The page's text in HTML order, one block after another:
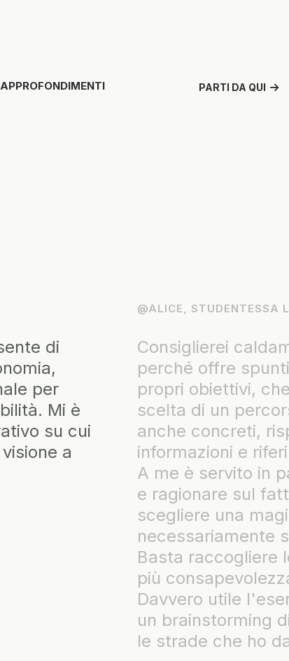
APPROFONDIMENTI PARTI DA QUI
LAUREANDA
caldamente la consulenza
offre spunti di riflessione su se
che sono poi linee guida
un percorso accademico. Offre
rispetto alla raccolta di
e riferimenti necessari per
servito in particolare per avere più
sul fatto che, con l'impegno,
una magistrale che non
segue il mio percorso
le informazioni giuste
e essere guidati nella
utile l'esercizio sui valori
di idee, ma anche paure
che ho davanti.